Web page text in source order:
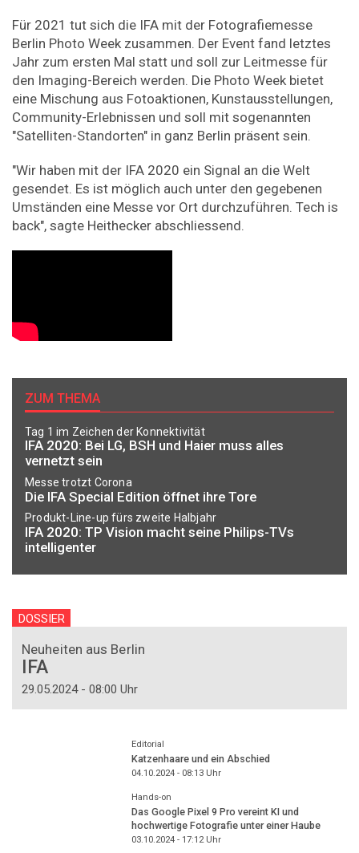
Für 2021 tut sich die IFA mit der Fotografiemesse
Berlin Photo Week zusammen. Der Event fand letztes
Jahr zum ersten Mal statt und soll zur Leitmesse für
den Imaging-Bereich werden. Die Photo Week bietet
eine Mischung aus Fotoaktionen, Kunstausstellungen,
Community-Erlebnissen und soll mit sogenannten
"Satelliten-Standorten" in ganz Berlin präsent sein.
"Wir haben mit der IFA 2020 ein Signal an die Welt
gesendet. Es ist möglich auch unter den gegebenen
Umständen eine Messe vor Ort durchzuführen. Tech is
back", sagte Heithecker abschliessend.
ZUM THEMA
Tag 1 im Zeichen der Konnektivität
IFA 2020: Bei LG, BSH und Haier muss alles
vernetzt sein
Messe trotzt Corona
Die IFA Special Edition öffnet ihre Tore
Produkt-Line-up fürs zweite Halbjahr
IFA 2020: TP Vision macht seine Philips-TVs
intelligenter
DOSSIER
Neuheiten aus Berlin
IFA
29.05.2024 - 08:00 Uhr
Editorial
Katzenhaare und ein Abschied
04.10.2024 - 08:13Uhr
Hands-on
Das Google Pixel 9 Pro vereint KI und
hochwertige Fotografie unter einer Haube
03.10.2024 - 17:12Uhr